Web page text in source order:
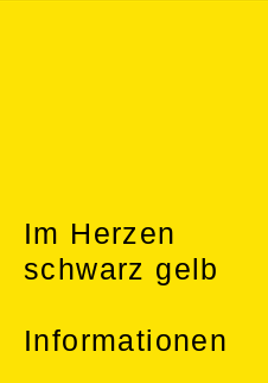
Im Herzen
schwarz gelb
Informationen